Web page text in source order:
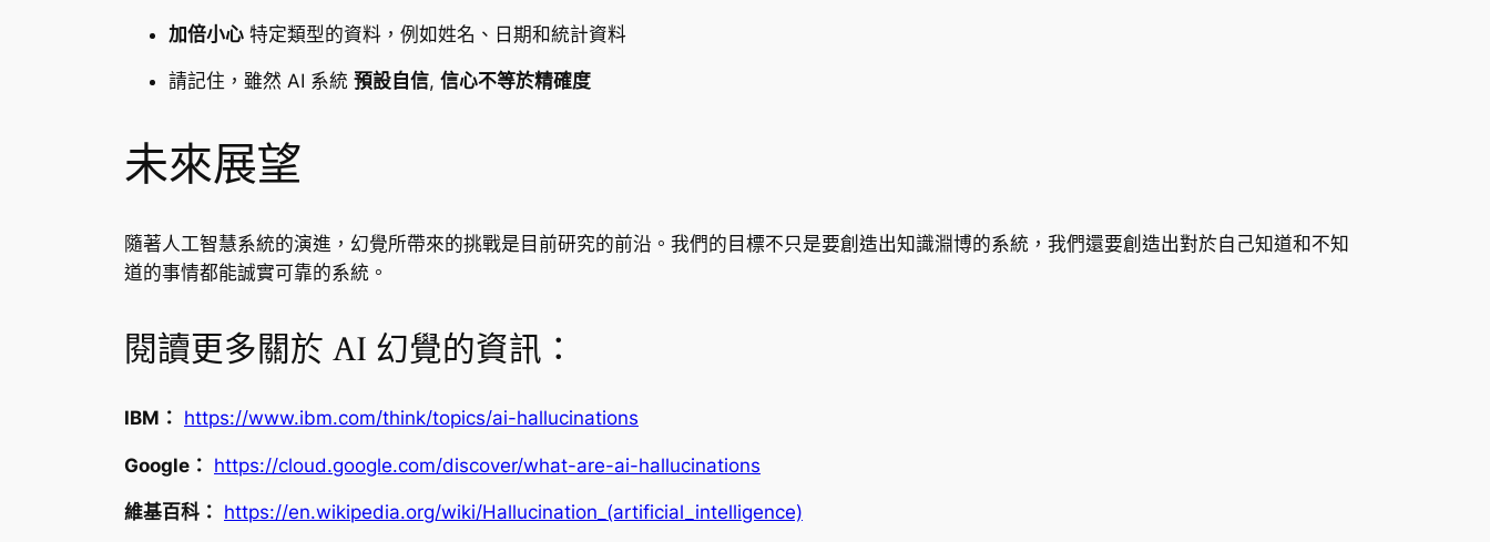
加倍小心 特定類型的資料，例如姓名、日期和統計資料
請記住，雖然 AI 系統 預設自信, 信心不等於精確度
未來展望
隨著人工智慧系統的演進，幻覺所帶來的挑戰是目前研究的前沿。我們的目標不只是要創造出知識淵博的系統，我們還要創造出對於自己知道和不知
道的事情都能誠實可靠的系統。
閱讀更多關於 AI 幻覺的資訊：
IBM： https://www.ibm.com/think/topics/ai-hallucinations
Google： https://cloud.google.com/discover/what-are-ai-hallucinations
維基百科： https://en.wikipedia.org/wiki/Hallucination_(artificial_intelligence)